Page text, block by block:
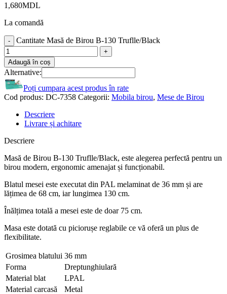
1,680MDL
La comandă
Cantitate Masă de Birou B-130 Truflle/Black
Adaugă în coș
Alternative:
Poți cumpara acest produs în rate
Cod produs: DC-7358 Categorii: Mobila birou, Mese de Birou
Descriere
Livrare și achitare
Descriere
Masă de Birou B-130 Truflle/Black, este alegerea perfectă pentru un
birou modern, ergonomic amenajat și funcționabil.
Blatul mesei este executat din PAL melaminat de 36 mm și are
lățimea de 68 cm, iar lungimea 130 cm.
Înălțimea totală a mesei este de doar 75 cm.
Masa este dotată cu piciorușe reglabile ce vă oferă un plus de
flexibilitate.
Grosimea blatului 36 mm
Forma
Dreptunghiulară
Material blat
LPAL
Material carcasă
Metal